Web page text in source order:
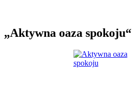
„Aktywna oaza spokoju“